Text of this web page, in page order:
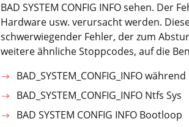
BAD SYSTEM CONFIG INFO sehen.
Hardware usw. verursacht werden.
schwerwiegender Fehler, der zum
weitere ähnliche Stoppcodes, auf die
BAD_SYSTEM_CONFIG_INFO während
BAD_SYSTEM_CONFIG_INFO Ntfs Sys
BAD SYSTEM CONFIG INFO Bootloop